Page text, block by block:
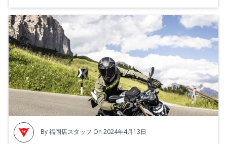
By福岡店スタッフ On 2024年4月13日